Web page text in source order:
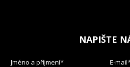
NAPIŠTE
Jméno a příjmení* E-